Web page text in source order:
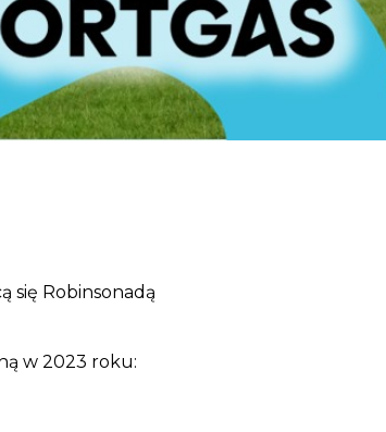
się Robinsonadą
w 2023 roku: